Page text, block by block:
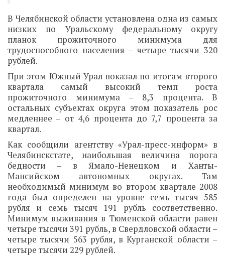
В Челябинской области установлена одна из самых
низких по Уральскому федеральному округу
планок прожиточного минимума для
трудоспособного населения – четыре тысячи 320
рублей.
При этом Южный Урал показал по итогам второго
квартала самый высокий темп роста
прожиточного минимума – 8,3 процента. В
остальных субъектах округа этом показатель рос
медленнее – от 4,6 процента до 7,7 процента за
квартал.
Как сообщили агентству «Урал-пресс-информ» в
Челябинскстате, наибольшая величина порога
бедности – в Ямало-Ненецком и Ханты-
Мансийском автономных округах. Там
необходимый минимум во втором квартале 2008
года был определен на уровне семь тысяч 585
рубля и семь тысяч 191 рубль соответственно.
Минимум выживания в Тюменской области равен
четыре тысячи 391 рубль, в Свердловской области –
четыре тысячи 563 рубля, в Курганской области –
четыре тысячи 229 рублей.